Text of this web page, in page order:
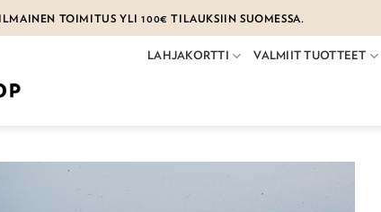
TOIMITUS YLI 100€ TILAUKSIIN SUOMESSA.
LAHJAKORTTI VALMIIT TUOTTEET